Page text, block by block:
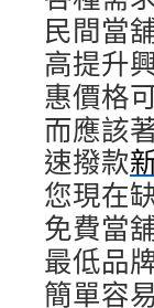
民間當
高提升
惠價格
而應該
速撥款
您現在
免費當
最低品
簡單容